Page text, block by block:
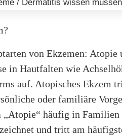
von Ekzemen: Atopie
in Hautfalten wie
auf. Atopisches Ekzem
oder familiäre
„Atopie“ häufig in
und tritt am